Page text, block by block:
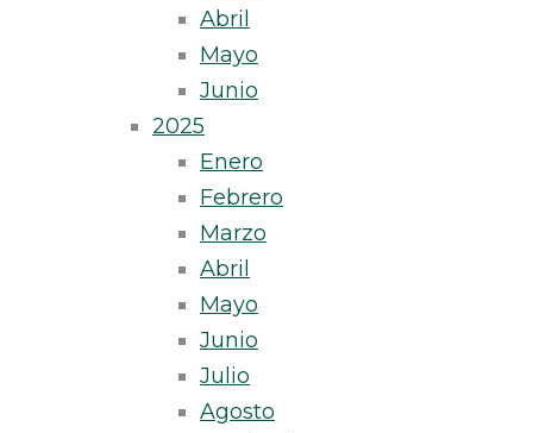
Abril
Mayo
Junio
2025
Enero
Febrero
Marzo
Abril
Mayo
Junio
Julio
Agosto